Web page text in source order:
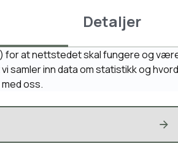
for et trygt og godt
rett til et trygt og godt miljø hjemme, i
planer og gode verktøy ...
barn og unge
av gode overganger i
trivsel og læringsutbytt...
Fant du
Detaljer
at nettstedet skal fungere og
samler inn data om statistikk og
oss.